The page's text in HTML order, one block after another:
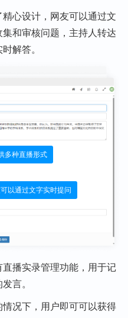
心设计，网友可以通过文
和审核问题，主持人转达
解答。
多种直播形式
以通过文字实时提问
播实录管理功能，用于记
言。
况下，用户即可可以获得